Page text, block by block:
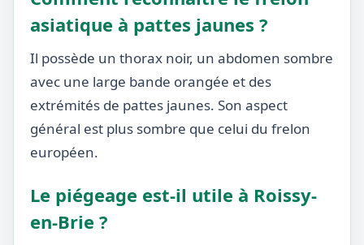
asiatique à pattes jaunes ?
Il possède un thorax noir, un abdomen sombre
avec une large bande orangée et des
extrémités de pattes jaunes. Son aspect
général est plus sombre que celui du frelon
européen.
Le piégeage est-il utile à Roissy-
en-Brie ?